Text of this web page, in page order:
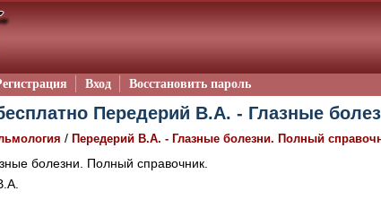
Вход Восстановить пароль
Передерий В.А. - Глазные
/ Передерий В.А. - Глазные болезни. Полный
болезни. Полный справочник.